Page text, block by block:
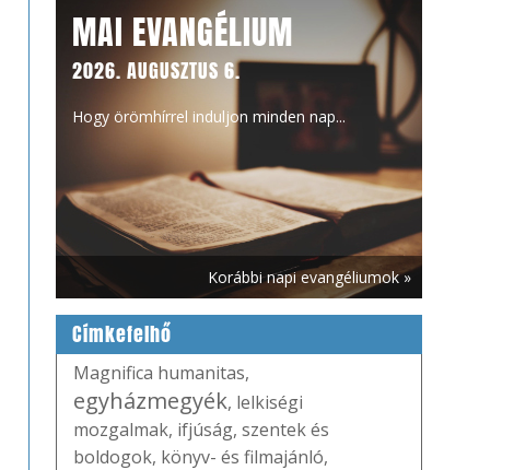
MAI EVANGÉLIUM
2026. AUGUSZTUS 6.
Hogy örömhírrel induljon minden nap...
Korábbi napi evangéliumok »
Címkefelhő
Magnifica humanitas,
egyházmegyék, lelkiségi
mozgalmak, ifjúság, szentek és
boldogok, könyv- és filmajánló,